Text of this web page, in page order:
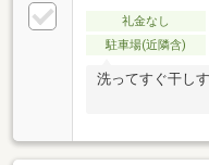
礼金なし
駐車場(近隣含)
洗ってすぐ干し